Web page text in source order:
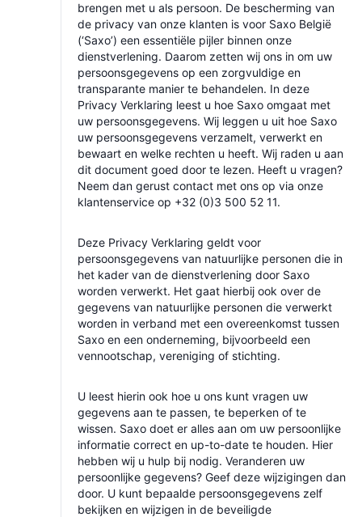
brengen met u als persoon. De bescherming van
de privacy van onze klanten is voor Saxo België
(‘Saxo’) een essentiële pijler binnen onze
dienstverlening. Daarom zetten wij ons in om uw
persoonsgegevens op een zorgvuldige en
transparante manier te behandelen. In deze
Privacy Verklaring leest u hoe Saxo omgaat met
uw persoonsgegevens. Wij leggen u uit hoe Saxo
uw persoonsgegevens verzamelt, verwerkt en
bewaart en welke rechten u heeft. Wij raden u aan
dit document goed door te lezen. Heeft u vragen?
Neem dan gerust contact met ons op via onze
klantenservice op +32 (0)3 500 52 11.
Deze Privacy Verklaring geldt voor
persoonsgegevens van natuurlijke personen die in
het kader van de dienstverlening door Saxo
worden verwerkt. Het gaat hierbij ook over de
gegevens van natuurlijke personen die verwerkt
worden in verband met een overeenkomst tussen
Saxo en een onderneming, bijvoorbeeld een
vennootschap, vereniging of stichting.
U leest hierin ook hoe u ons kunt vragen uw
gegevens aan te passen, te beperken of te
wissen. Saxo doet er alles aan om uw persoonlijke
informatie correct en up-to-date te houden. Hier
hebben wij u hulp bij nodig. Veranderen uw
persoonlijke gegevens? Geef deze wijzigingen dan
door. U kunt bepaalde persoonsgegevens zelf
bekijken en wijzigen in de beveiligde